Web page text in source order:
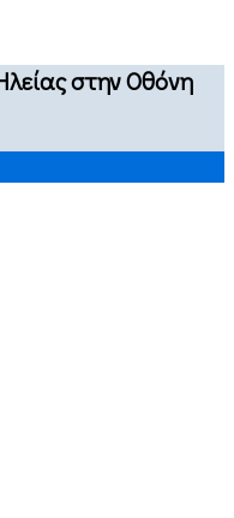
στην Οθόνη